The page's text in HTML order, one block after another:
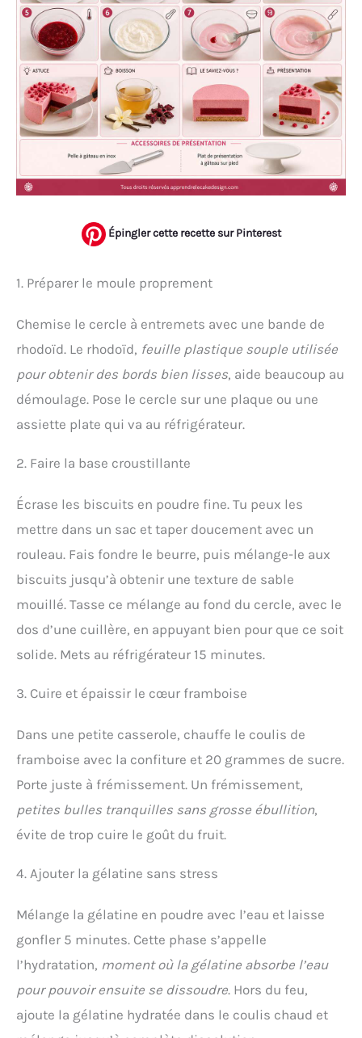
Épingler cette recette sur Pinterest
1. Préparer le moule proprement
Chemise le cercle à entremets avec une bande de
rhodoïd. Le rhodoïd, feuille plastique souple utilisée
pour obtenir des bords bien lisses, aide beaucoup au
démoulage. Pose le cercle sur une plaque ou une
assiette plate qui va au réfrigérateur.
2. Faire la base croustillante
Écrase les biscuits en poudre fine. Tu peux les
mettre dans un sac et taper doucement avec un
rouleau. Fais fondre le beurre, puis mélange-le aux
biscuits jusqu’à obtenir une texture de sable
mouillé. Tasse ce mélange au fond du cercle, avec le
dos d’une cuillère, en appuyant bien pour que ce soit
solide. Mets au réfrigérateur 15 minutes.
3. Cuire et épaissir le cœur framboise
Dans une petite casserole, chauffe le coulis de
framboise avec la confiture et 20 grammes de sucre.
Porte juste à frémissement. Un frémissement,
petites bulles tranquilles sans grosse ébullition,
évite de trop cuire le goût du fruit.
4. Ajouter la gélatine sans stress
Mélange la gélatine en poudre avec l’eau et laisse
gonfler 5 minutes. Cette phase s’appelle
l’hydratation, moment où la gélatine absorbe l’eau
pour pouvoir ensuite se dissoudre. Hors du feu,
ajoute la gélatine hydratée dans le coulis chaud et